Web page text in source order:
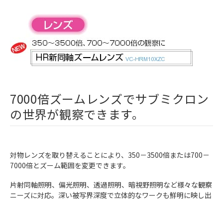
7000倍ズームレンズでサブミクロン
の世界が観察できます。
対物レンズを取り替えることにより、350－3500倍または700－
7000倍とズーム範囲を変更できます。
片射同軸照明、偏光照明、透過照明、暗視野照明など様々な観察
ニーズに対応。深い被写界深度で立体的なワークも鮮明に映し出